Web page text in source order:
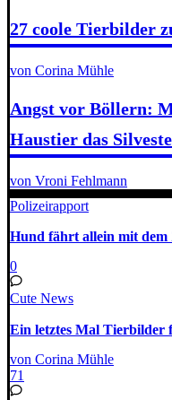
27 coole Tierbilder
von Corina Mühle
Angst vor Böllern:
Haustier das
von Vroni Fehlmann
Polizeirapport
Hund fährt allein mit dem
0
Cute News
Ein letztes Mal Tierbilder
von Corina Mühle
71